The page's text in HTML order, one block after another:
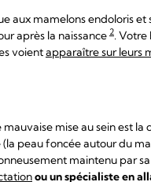
aux mamelons endoloris
après la naissance 2. Votre
voientapparaître sur leurs
mauvaise mise au sein est
peau foncée autour du
maintenu par
ou un spécialiste en